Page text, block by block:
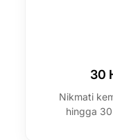
30
Nikmati
hingga